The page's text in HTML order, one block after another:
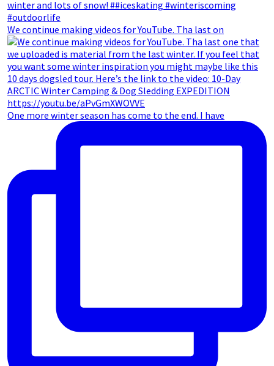
We continue making videos for YouTube. Tha last on
One more winter season has come to the end. I have